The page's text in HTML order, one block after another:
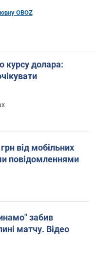
OBOZ
курсу долара:
від мобільних
повідомленнями
забив
матчу. Відео